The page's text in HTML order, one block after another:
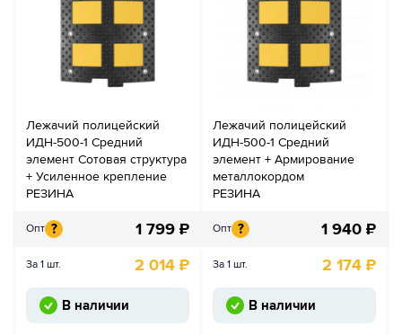
Лежачий полицейский
ИДН-500-1 Средний
элемент Сотовая структура
+ Усиленное крепление
РЕЗИНА
Опт ? 1 799 ₽
За 1 шт. 2 014 ₽
В наличии
Лежачий полицейский
ИДН-500-1 Средний
элемент + Армирование
металлокордом
РЕЗИНА
Опт ? 1 940 ₽
За 1 шт. 2 174 ₽
В наличии